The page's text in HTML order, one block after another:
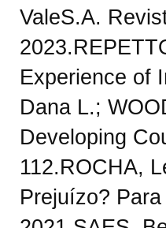
ValeS.A.
Experience of
Dana L.;
Developing
112.ROCHA,
Prejuízo?